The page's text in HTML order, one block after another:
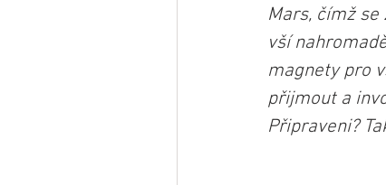
Mars, čímž
vší
magnety pro
přijmout a
Připraveni?